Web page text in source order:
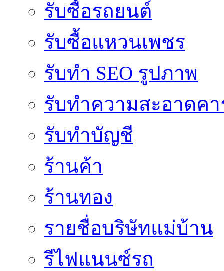
รับซื้อรถยนต์
รับซื้อแหวนเพชร
รับทำ SEO รูปภาพ
รับทำความสะอาดค
รับทำบัญชี
ร้านค้า
ร้านทอง
รายชื่อบริษัทแม่บ้าน
รีไฟแนนซ์รถ